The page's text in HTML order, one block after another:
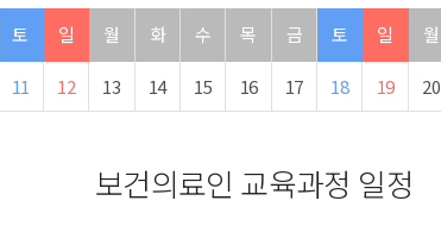
토 일 월 화 수 목 금 토 일 월
11 12 13 14 15 16 17 18 19 20
보건의료인 교육과정 일정